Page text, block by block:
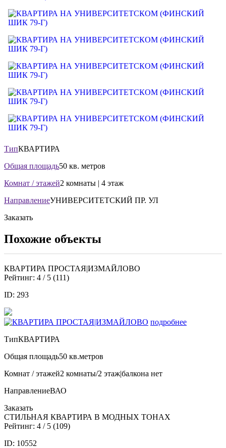
ТипКВАРТИРА
Общая площадь50 кв. метров
Комнат / этажей2 комнаты | 4 этаж
НаправлениеУНИВЕРСИТЕТСКИЙ ПР. УЛ
Заказать
Похожие объекты
КВАРТИРА ПРОСТАЯ|ИЗМАЙЛОВО
Рейтинг: 4 / 5 (111)
ID: 293
подробнее
ТипКВАРТИРА
Общая площадь50 кв.метров
Комнат / этажей2 комнаты/2 этаж|балкона нет
НаправлениеВАО
Заказать
СТИЛЬНАЯ КВАРТИРА В МОДНЫХ ТОНАХ
Рейтинг: 4 / 5 (109)
ID: 10552